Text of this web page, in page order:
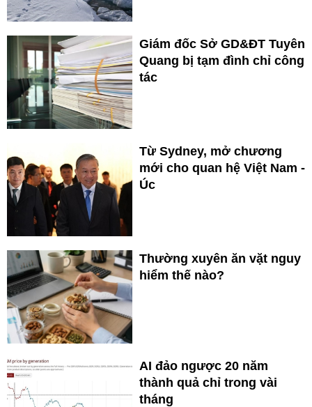
Giám đốc Sở GD&ĐT Tuyên
Quang bị tạm đình chỉ công
tác
Từ Sydney, mở chương
mới cho quan hệ Việt Nam -
Úc
Thường xuyên ăn vặt nguy
hiểm thế nào?
AI đảo ngược 20 năm
thành quả chỉ trong vài
tháng